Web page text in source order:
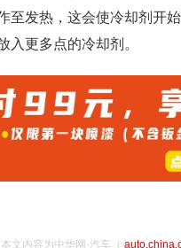
至发热，这会使冷却剂开
入更多点的冷却剂。
本文内容为中华网·汽车（